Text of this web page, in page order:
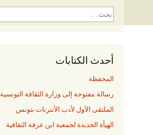
ل
ث
ع
ن
:
أحدث الكتابات
المحفظة
رسالة مفتوحة إلى وزارة الثقافة التونسية
الملتقى الأول لأدب الأنترنات بتونس
الهيأة الجديدة لجمعية ابن عرفة الثقافية